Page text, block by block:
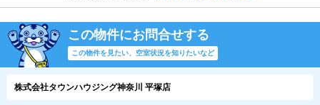
この物件にお問合せする
この物件を見たい、空室状況を知りたいなど
株式会社タウンハウジング神奈川 平塚店